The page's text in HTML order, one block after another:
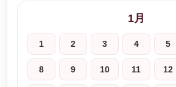
1月
1 2 3 4 5
8 9 10 11 12